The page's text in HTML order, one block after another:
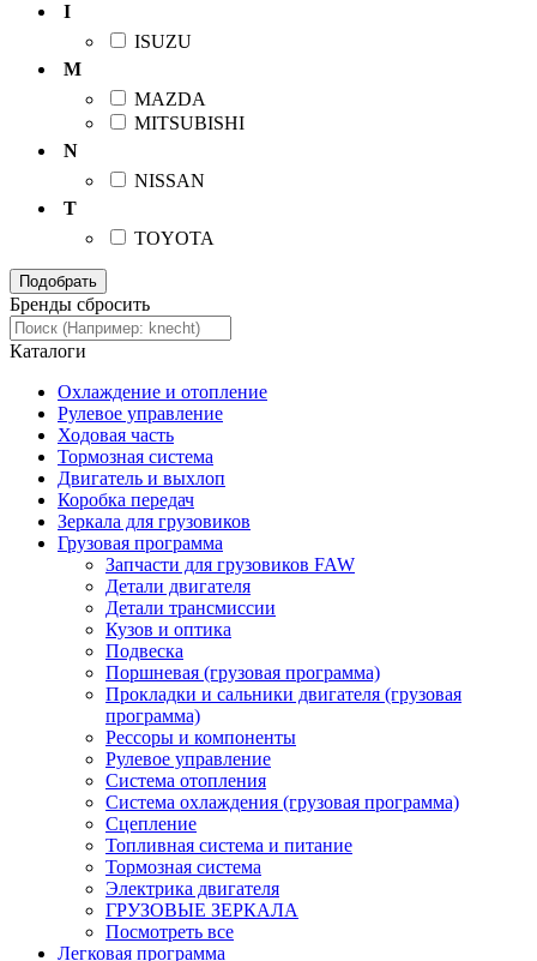
I
ISUZU
M
MAZDA
MITSUBISHI
N
NISSAN
T
TOYOTA
Бренды сбросить
Каталоги
Охлаждение и отопление
Рулевое управление
Ходовая часть
Тормозная система
Двигатель и выхлоп
Коробка передач
Зеркала для грузовиков
Грузовая программа
Запчасти для грузовиков FAW
Детали двигателя
Детали трансмиссии
Кузов и оптика
Подвеска
Поршневая (грузовая программа)
Прокладки и сальники двигателя (грузовая
программа)
Рессоры и компоненты
Рулевое управление
Система отопления
Система охлаждения (грузовая программа)
Сцепление
Топливная система и питание
Тормозная система
Электрика двигателя
ГРУЗОВЫЕ ЗЕРКАЛА
Посмотреть все
Легковая программа